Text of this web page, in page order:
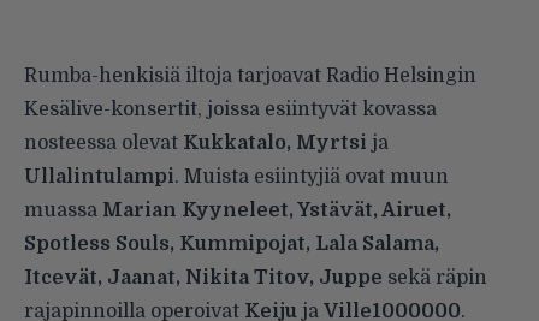
Rumba-henkisiä iltoja tarjoavat Radio Helsingin
Kesälive-konsertit, joissa esiintyvät kovassa
nosteessa olevat Kukkatalo, Myrtsi ja
Ullalintulampi. Muista esiintyjiä ovat muun
muassa Marian Kyyneleet, Ystävät, Airuet,
Spotless Souls, Kummipojat, Lala Salama,
Itcevät, Jaanat, Nikita Titov, Juppe sekä räpin
rajapinnoilla operoivat Keiju ja Ville1000000.